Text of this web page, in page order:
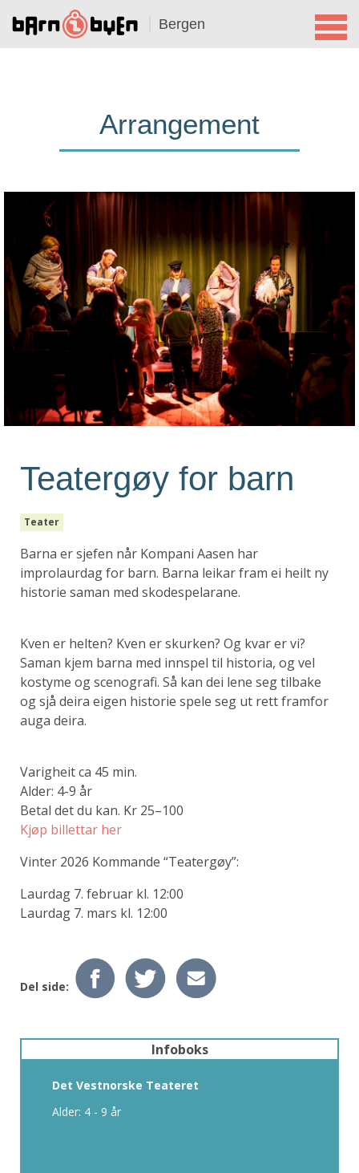
Bergen
Arrangement
Teatergøy for barn
Teater
Barna er sjefen når Kompani Aasen har
improlaurdag for barn. Barna leikar fram ei heilt ny
historie saman med skodespelarane.
Kven er helten? Kven er skurken? Og kvar er vi?
Saman kjem barna med innspel til historia, og vel
kostyme og scenografi. Så kan dei lene seg tilbake
og sjå deira eigen historie spele seg ut rett framfor
auga deira.
Varigheit ca 45 min.
Alder: 4-9 år
Betal det du kan. Kr 25–100
Kjøp billettar her
Vinter 2026 Kommande “Teatergøy”:
Laurdag 7. februar kl. 12:00
Laurdag 7. mars kl. 12:00
Del side:
Infoboks
Det Vestnorske Teateret
Alder: 4 - 9 år